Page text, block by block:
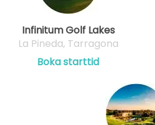
Infinitum Golf Lakes
La Pineda, Tarragona
Boka starttid